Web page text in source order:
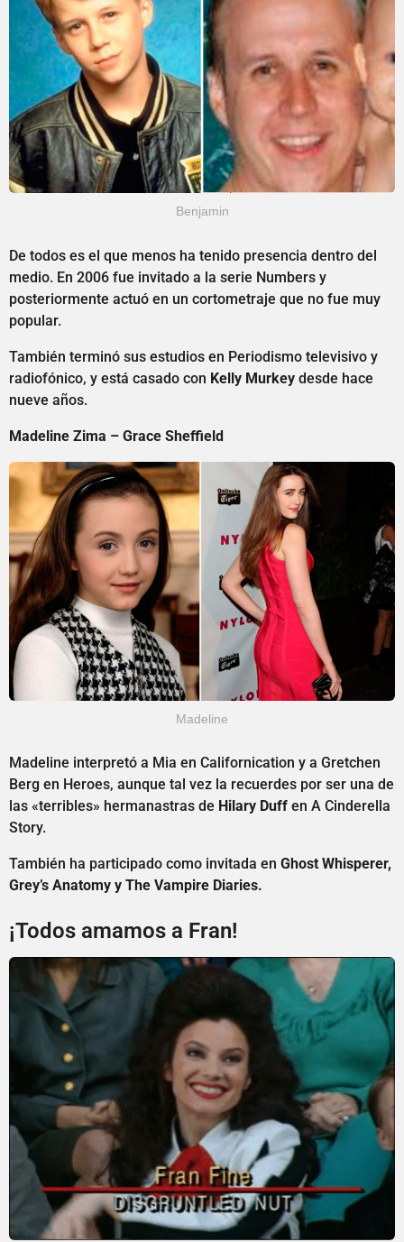
Benjamin
De todos es el que menos ha tenido presencia dentro del
medio. En 2006 fue invitado a la serie Numbers y
posteriormente actuó en un cortometraje que no fue muy
popular.
También terminó sus estudios en Periodismo televisivo y
radiofónico, y está casado con Kelly Murkey desde hace
nueve años.
Madeline Zima – Grace Sheffield
Madeline
Madeline interpretó a Mia en Californication y a Gretchen
Berg en Heroes, aunque tal vez la recuerdes por ser una de
las «terribles» hermanastras de Hilary Duff en A Cinderella
Story.
También ha participado como invitada en Ghost Whisperer,
Grey’s Anatomy y The Vampire Diaries.
¡Todos amamos a Fran!